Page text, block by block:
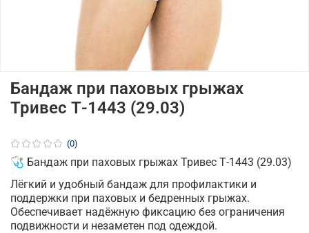
(0)
Бандаж при паховых грыжах
Тривес Т-1443 (29.03)
🩺 Бандаж при паховых грыжах Тривес Т-1443 (29.03)
Лёгкий и удобный бандаж для профилактики и
поддержки при паховых и бедренных грыжах.
Обеспечивает надёжную фиксацию без ограничения
подвижности и незаметен под одеждой.